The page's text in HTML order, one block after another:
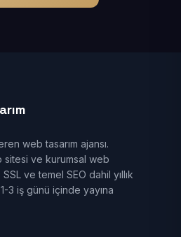
web tasarım ajansı.
sitesi ve kurumsal web
SSL ve temel SEO dahil yıllık
3 iş günü içinde yayına